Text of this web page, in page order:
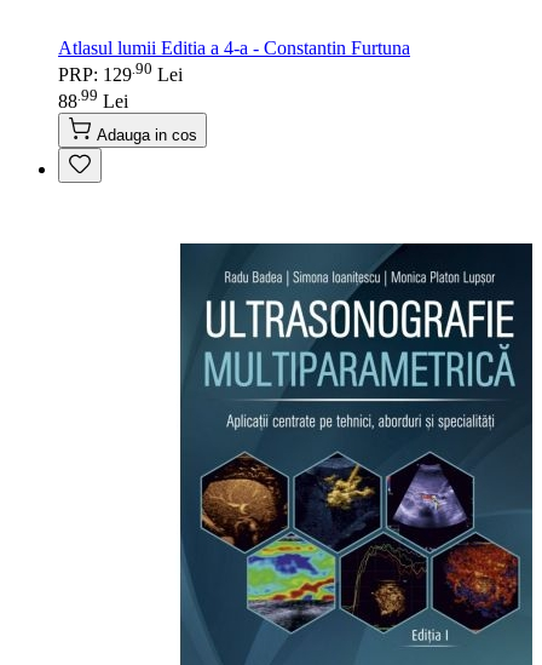
Atlasul lumii Editia a 4-a - Constantin Furtuna
PRP: 129 90 Lei
88 99 Lei
Adauga in cos